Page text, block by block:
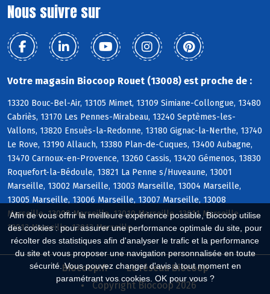
Afin de vous offrir la meilleure expérience possible, Biocoop utilise
des cookies : pour assurer une performance optimale du site, pour
récolter des statistiques afin d'analyser le trafic et la performance
du site et vous proposer une navigation personnalisée en toute
sécurité. Vous pouvez changer d'avis à tout moment en
paramétrant vos cookies. OK pour vous ?
Nous suivre sur
Votre magasin Biocoop Rouet (13008) est proche de :
13320 Bouc-Bel-Air, 13105 Mimet, 13109 Simiane-Collongue, 13480
Cabriès, 13170 Les Pennes-Mirabeau, 13240 Septèmes-les-
Vallons, 13820 Ensuès-la-Redonne, 13180 Gignac-la-Nerthe, 13740
Le Rove, 13190 Allauch, 13380 Plan-de-Cuques, 13400 Aubagne,
13470 Carnoux-en-Provence, 13260 Cassis, 13420 Gémenos, 13830
Roquefort-la-Bédoule, 13821 La Penne s/Huveaune, 13001
Marseille, 13002 Marseille, 13003 Marseille, 13004 Marseille,
13005 Marseille, 13006 Marseille, 13007 Marseille, 13008
Marseille, 13009 Marseille, 13010 Marseille, 13011 Marseille,
13012 Marseille, 13013 Marseille
Biocoop.fr
Le réseau Biocoop
Copyright Biocoop 2026